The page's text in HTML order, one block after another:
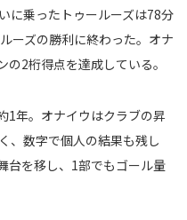
に乗ったトゥールーズは78分
ーズの勝利に終わった。オナ
2桁得点を達成している。
1年。オナイウはクラブの昇
、数字で個人の結果も残し
台を移し、1部でもゴール量